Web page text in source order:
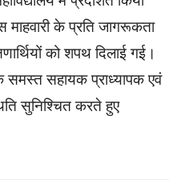
के प्रति जागरूकता
को शपथ दिलाई गई।
समस्त सहायक प्राध्यापक एवं
सुनिश्चित करते हुए